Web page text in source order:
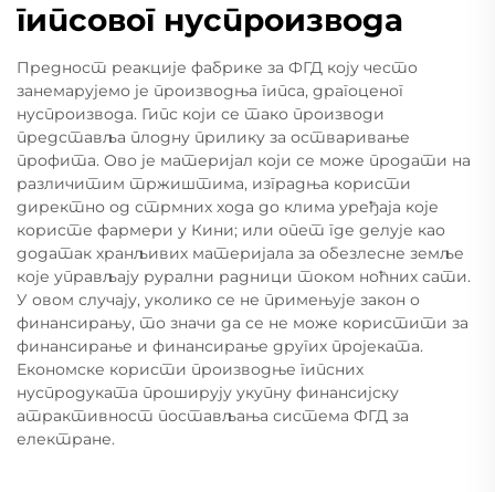
гипсовог нуспроизвода
Предност реакције фабрике за ФГД коју често
занемарујемо је производња гипса, драгоценог
нуспроизвода. Гипс који се тако производи
представља плодну прилику за остваривање
профита. Ово је материјал који се може продати на
различитим тржиштима, изградња користи
директно од стрмних хода до клима уређаја које
користе фармери у Кини; или опет где делује као
додатак хранљивих материјала за обезлесне земље
које управљају рурални радници током ноћних сати.
У овом случају, уколико се не примењује закон о
финансирању, то значи да се не може користити за
финансирање и финансирање других пројеката.
Економске користи производње гипсних
нуспродуката проширују укупну финансијску
атрактивност постављања система ФГД за
електране.